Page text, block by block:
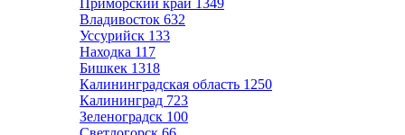
Приморский край
1349
Владивосток 632
Уссурийск 133
Находка 117
Бишкек 1318
Калининградская область 1250
Калининград 723
Зеленоградск 100